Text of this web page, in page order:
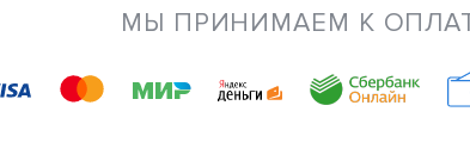
МЫ ПРИНИМАЕМ К